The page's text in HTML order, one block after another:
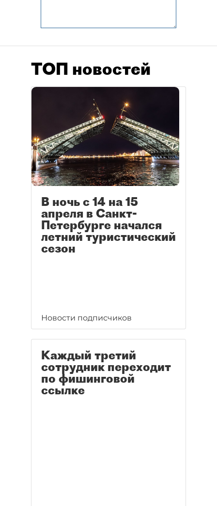
ТОП новостей
В ночь с 14 на 15
апреля в Санкт-
Петербурге начался
летний туристический
сезон
Новости подписчиков
Каждый третий
сотрудник переходит
по фишинговой
ссылке